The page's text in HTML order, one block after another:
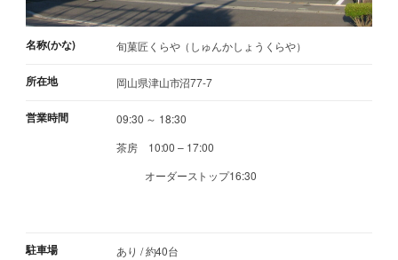
名称(かな) 旬菓匠くらや（しゅんかしょうくらや）
所在地 岡山県津山市沼77-7
営業時間
09:30 ～ 18:30
茶房 10:00 – 17:00
オーダーストップ16:30
駐車場 あり / 約40台